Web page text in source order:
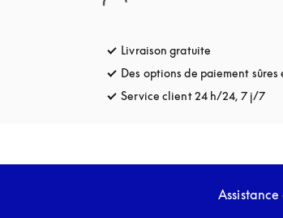
Livraison gratuite
Des options de paiement
Service client 24 h/24, 7 j/7